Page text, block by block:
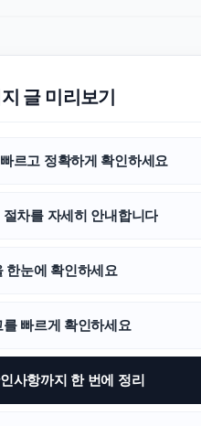
글 미리보기
르고 정확하게 확인하세요
차를 자세히 안내합니다
한눈에 확인하세요
빠르게 확인하세요
사항까지 한 번에 정리